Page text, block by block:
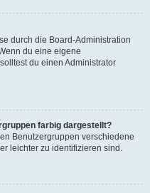
durch die Board-Administration
du eine eigene
du einen Administrator
farbig dargestellt?
Benutzergruppen verschiedene
leichter zu identifizieren sind.